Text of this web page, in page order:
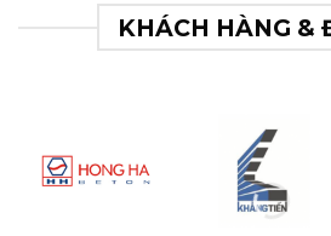
KHÁCH HÀNG &